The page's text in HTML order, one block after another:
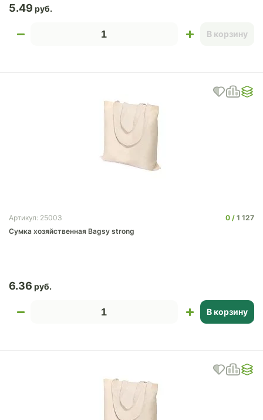
5.49
В корзину
Артикул: 25003 0
1 127
Cумка хозяйственная Bagsy strong
6.36
В корзину